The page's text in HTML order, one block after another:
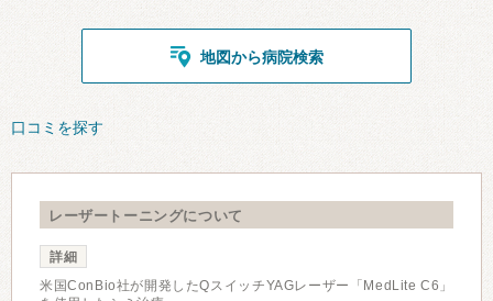
地図から病院検索
口コミを探す
レーザートーニングについて
詳細
米国ConBio社が開発したQスイッチYAGレーザー「MedLite C6」